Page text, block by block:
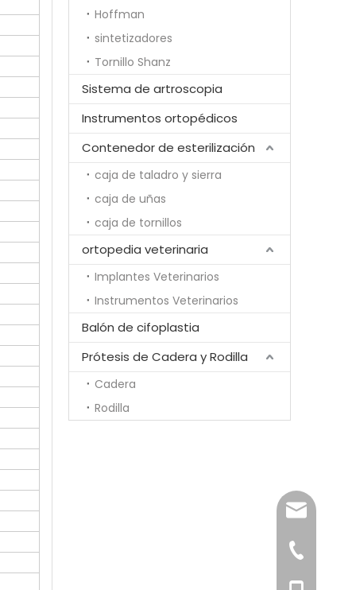
Hoffman
sintetizadores
Tornillo Shanz
Sistema de artroscopia
Instrumentos ortopédicos
Contenedor de esterilización
caja de taladro y sierra
caja de uñas
caja de tornillos
ortopedia veterinaria
Implantes Veterinarios
Instrumentos Veterinarios
Balón de cifoplastia
Prótesis de Cadera y Rodilla
Cadera
Rodilla
+86-519-